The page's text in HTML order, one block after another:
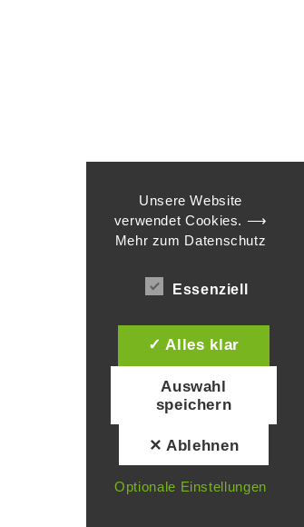
Unsere Website
verwendet Cookies. ⟶
Mehr zum Datenschutz
Essenziell
✓ Alles klar
Auswahl
speichern
✕ Ablehnen
Optionale Einstellungen